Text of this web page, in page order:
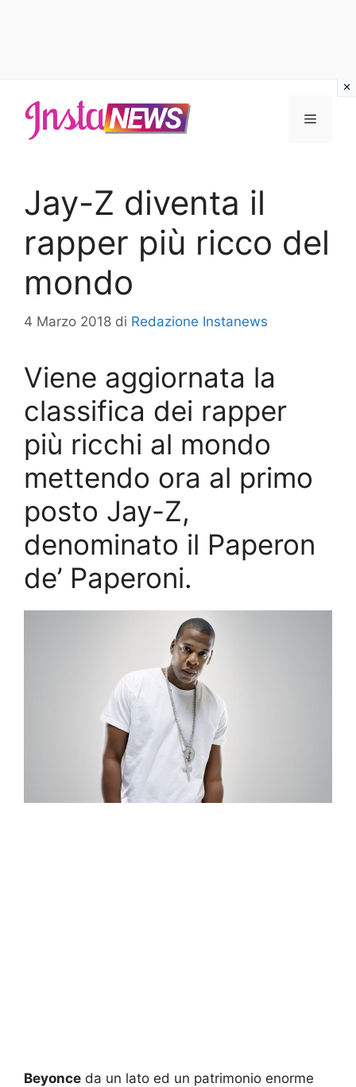
contenuto
Menu
Jay-Z diventa il
rapper più ricco del
mondo
4 Marzo 2018 di Redazione Instanews
Viene aggiornata la
classifica dei rapper
più ricchi al mondo
mettendo ora al primo
posto Jay-Z,
denominato il Paperon
de’ Paperoni.
Beyonce da un lato ed un patrimonio enorme